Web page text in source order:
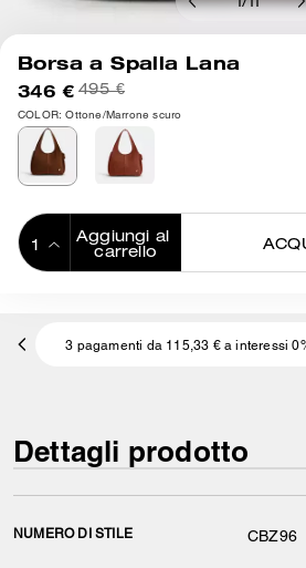
1/11
Borsa a Spalla Lana
346 € 495 €
COLOR: Ottone/Marrone scuro
Aggiungi al
carrello
3 pagamenti da 115,33 € a interessi
Dettagli prodotto
NUMERO DI STILE CBZ96